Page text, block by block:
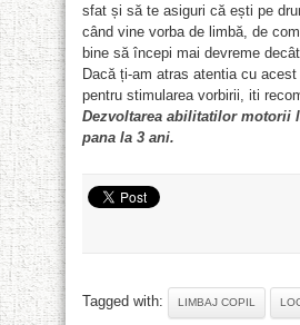
sfat și să te asiguri că ești pe
când vine vorba de limbă, de
bine să începi mai devreme
Dacă ți-am atras atentia cu
pentru stimularea vorbirii, iti
Dezvoltarea abilitatilor motorii
pana la 3 ani.
Tagged with: LIMBAJ COPIL